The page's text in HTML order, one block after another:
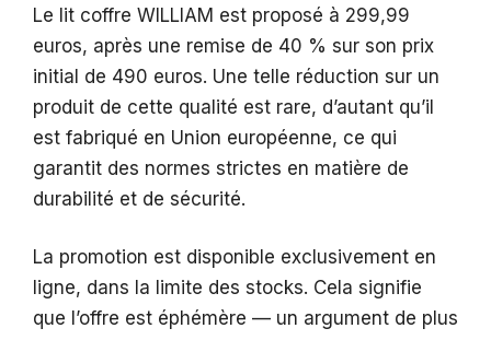
Le lit coffre WILLIAM est proposé à 299,99
euros, après une remise de 40 % sur son prix
initial de 490 euros. Une telle réduction sur un
produit de cette qualité est rare, d’autant qu’il
est fabriqué en Union européenne, ce qui
garantit des normes strictes en matière de
durabilité et de sécurité.
La promotion est disponible exclusivement en
ligne, dans la limite des stocks. Cela signifie
que l’offre est éphémère — un argument de plus